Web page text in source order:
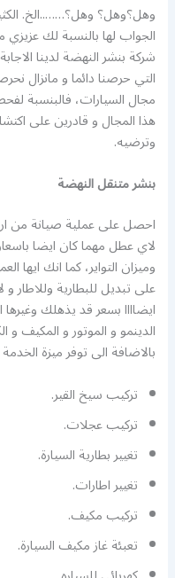
وهل؟وهل؟ وهل؟……..الخ.
الجواب لها بالنسبة لك عزيزي
شركة بنشر النهضة لدينا
التي حرصنا دائما و مانزال
مجال السيارات، فالبنسبة
هذا المجال و قادرين على
وترضيه.
بنشر متنقل النهضة
احصل على عملية صيانة من
لاي عطل مهما كان ايضا
وميزان التواير، كما انك ايها
على تبديل للبطارية
ايضاااا بسعر قد يذهلك
الدينمو و الموتور و المكيف و
بالاضافة الى توفر ميزة الخدمة
تركيب سيخ القير.
تركيب عجلات.
تغيير بطارية السيارة.
تغيير اطارات.
تركيب مكيف.
تعبئة غاز مكيف السيارة.